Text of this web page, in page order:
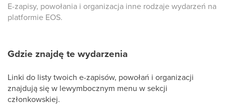
E-zapisy, powołania i organizacja inne rodzaje wydarzeń na
platformie EOS.
Gdzie znajdę te wydarzenia
Linki do listy twoich e-zapisów, powołań i organizacji
znajdują się w lewymbocznym menu w sekcji
członkowskiej.